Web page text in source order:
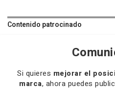
Contenido patrocinado
Si quieres mejorar el
marca, ahora puedes